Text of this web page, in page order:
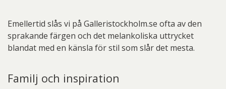
Emellertid slås vi på Galleristockholm.se ofta av den
sprakande färgen och det melankoliska uttrycket
blandat med en känsla för stil som slår det mesta.
Familj och inspiration